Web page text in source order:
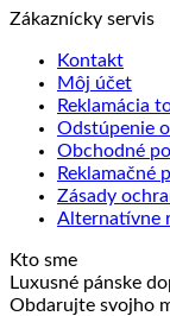
Zákaznícky servis
Kontakt
Môj účet
Reklamácia
Odstúpenie
Obchodné
Reklamačné
Zásady
Alternatívne
Kto sme
Luxusné pánske
Obdarujte svojho